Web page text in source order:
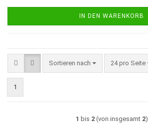
IN DEN WARENKORB
Sortieren nach
Sortieren nach 24 pro Seite
pro Seite
1
1 bis 2(von insgesamt 2)